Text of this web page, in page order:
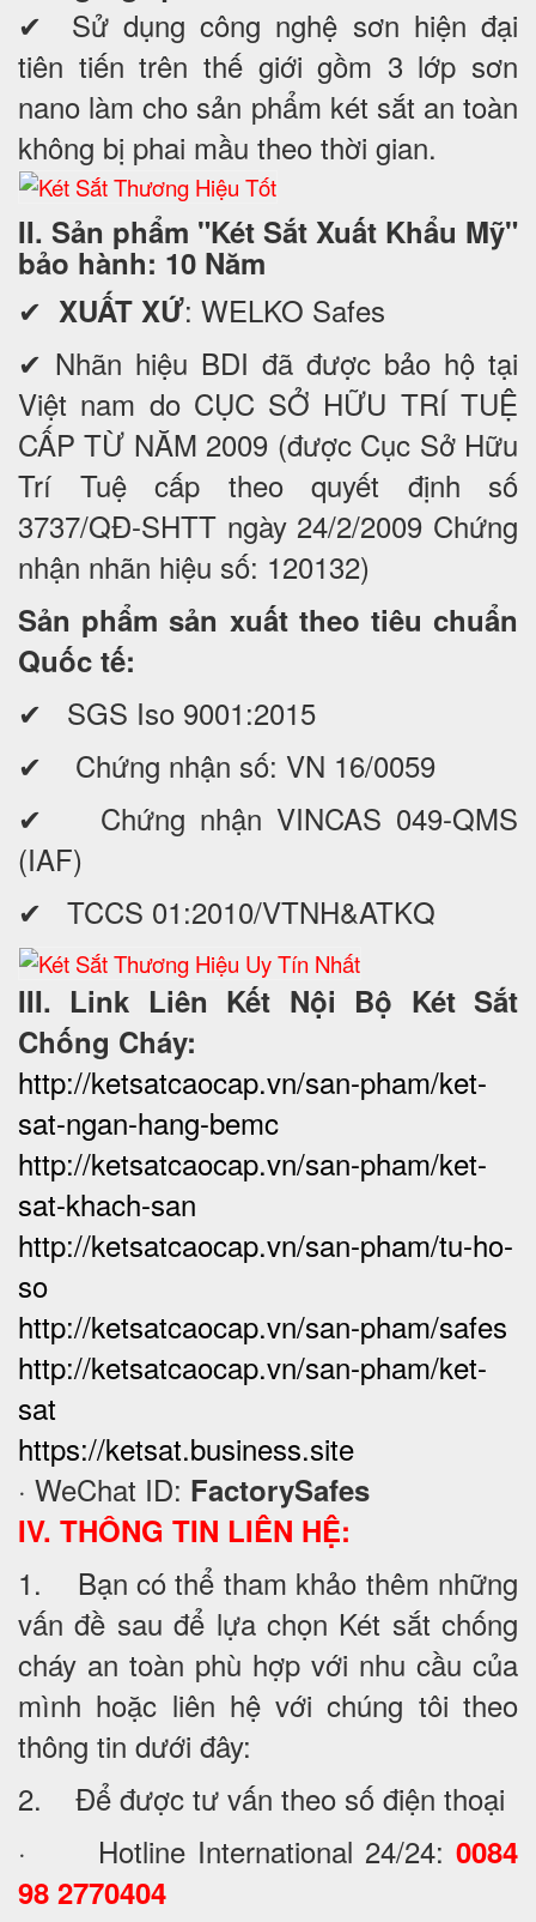
✔ Sử dụng công nghệ sơn hiện đại
tiên tiến trên thế giới gồm 3 lớp sơn
nano làm cho sản phẩm két sắt an toàn
không bị phai mầu theo thời gian.
II. Sản phẩm "Két Sắt Xuất Khẩu Mỹ"
bảo hành: 10 Năm
✔ XUẤT XỨ: WELKO Safes
✔ Nhãn hiệu BDI đã được bảo hộ tại
Việt nam do CỤC SỞ HỮU TRÍ TUỆ
CẤP TỪ NĂM 2009 (được Cục Sở Hữu
Trí Tuệ cấp theo quyết định số
3737/QĐ-SHTT ngày 24/2/2009 Chứng
nhận nhãn hiệu số: 120132)
Sản phẩm sản xuất theo tiêu chuẩn
Quốc tế:
✔ SGS Iso 9001:2015
✔ Chứng nhận số: VN 16/0059
✔ Chứng nhận VINCAS 049-QMS
(IAF)
✔ TCCS 01:2010/VTNH&ATKQ
III. Link Liên Kết Nội Bộ Két Sắt
Chống Cháy:
http://ketsatcaocap.vn/san-pham/ket-
sat-ngan-hang-bemc
http://ketsatcaocap.vn/san-pham/ket-
sat-khach-san
http://ketsatcaocap.vn/san-pham/tu-ho-
so
http://ketsatcaocap.vn/san-pham/safes
http://ketsatcaocap.vn/san-pham/ket-
sat
https://ketsat.business.site
· WeChat ID: FactorySafes
IV. THÔNG TIN LIÊN HỆ:
1. Bạn có thể tham khảo thêm những
vấn đề sau để lựa chọn Két sắt chống
cháy an toàn phù hợp với nhu cầu của
mình hoặc liên hệ với chúng tôi theo
thông tin dưới đây:
2. Để được tư vấn theo số điện thoại
· Hotline International 24/24: 0084
98 2770404